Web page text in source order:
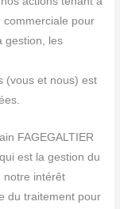
commerciale pour
gestion, les
(vous et nous) est
FAGEGALTIER
est la gestion du
notre intérêt
du traitement pour